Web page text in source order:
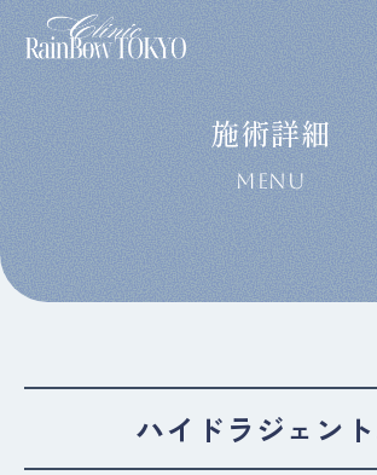
施術詳細
MENU
ハイドラジェン